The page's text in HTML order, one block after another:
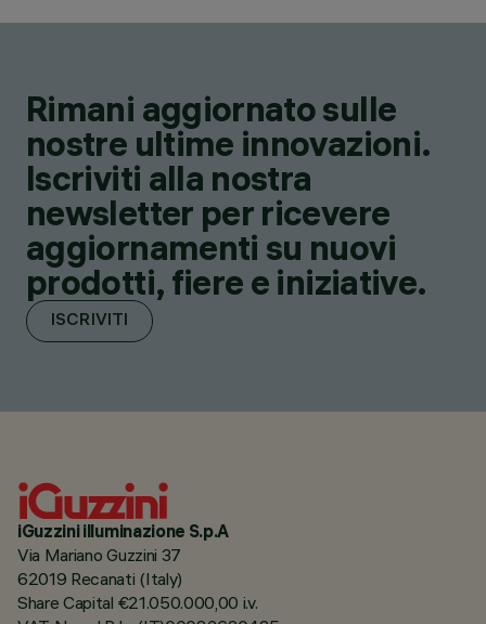
Rimani aggiornato sulle
nostre ultime innovazioni.
Iscriviti alla nostra
newsletter per ricevere
aggiornamenti su nuovi
prodotti, fiere e iniziative.
ISCRIVITI
iGuzzini illuminazione S.p.A
Via Mariano Guzzini 37
62019 Recanati (Italy)
Share Capital €21.050.000,00 i.v.